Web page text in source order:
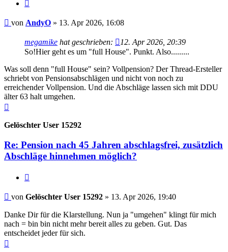
Beitrag
von AndyO » 13. Apr 2026, 16:08
megamike hat geschrieben:
12. Apr 2026, 20:39
So!Hier geht es um "full House". Punkt. Also.........
Was soll denn "full House" sein? Vollpension? Der Thread-Ersteller
schriebt von Pensionsabschlägen und nicht von noch zu
erreichender Vollpension. Und die Abschläge lassen sich mit DDU
älter 63 halt umgehen.
Gelöschter User 15292
Re: Pension nach 45 Jahren abschlagsfrei, zusätzlich
Abschläge hinnehmen möglich?
Beitrag
von Gelöschter User 15292 » 13. Apr 2026, 19:40
Danke Dir für die Klarstellung. Nun ja "umgehen" klingt für mich
nach = bin bin nicht mehr bereit alles zu geben. Gut. Das
entscheidet jeder für sich.